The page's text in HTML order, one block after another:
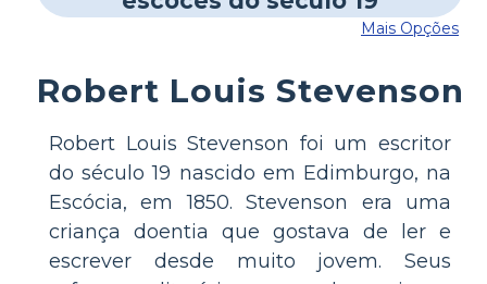
Mais Opções
Robert Louis Stevenson
Robert Louis Stevenson foi um escritor
do século 19 nascido em Edimburgo, na
Escócia, em 1850. Stevenson era uma
criança doentia que gostava de ler e
escrever desde muito jovem. Seus